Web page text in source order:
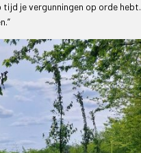
je vergunningen op orde hebt.